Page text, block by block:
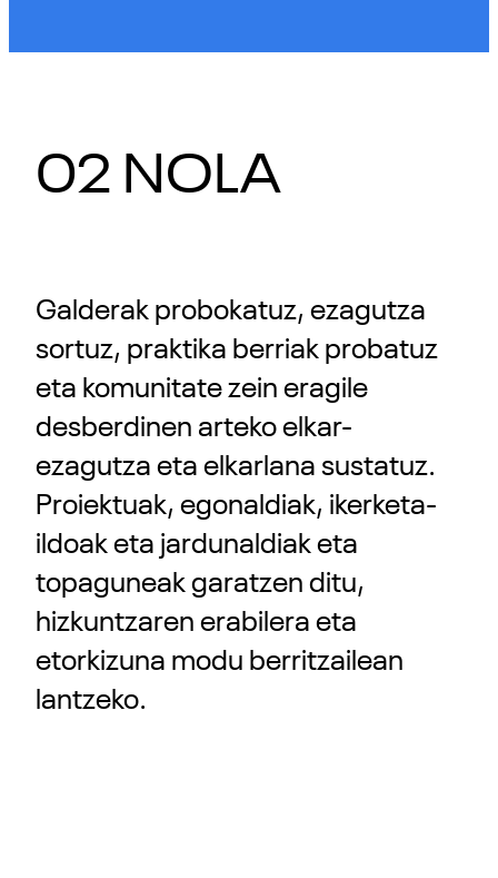
02 NOLA
Galderak probokatuz, ezagutza
sortuz, praktika berriak probatuz
eta komunitate zein eragile
desberdinen arteko elkar-
ezagutza eta elkarlana sustatuz.
Proiektuak, egonaldiak, ikerketa-
ildoak eta jardunaldiak eta
topaguneak garatzen ditu,
hizkuntzaren erabilera eta
etorkizuna modu berritzailean
lantzeko.